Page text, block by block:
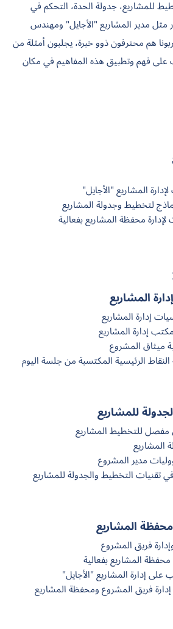
للمشاريع، جدولة الحدة، التحكم في
مثل مدير المشاريع "الأجايل" ومهندس
هم محترفون ذوو خبرة، يجلبون أمثلة من
على فهم وتطبيق هذه المفاهيم في مكان
المشاريع "الأجايل"
لتخطيط وجدولة المشاريع
محفظة المشاريع بفعالية
إدارة المشاريع
إدارة المشاريع
ميثاق المشروع
الرئيسية المكتسبة من جلسة اليوم
مفصل للتخطيط المشاريع
المشاريع
مدير المشروع
تقنيات التخطيط والجدولة للمشاريع
فريق المشروع
محفظة المشاريع بفعالية
على إدارة المشاريع "الأجايل"
فريق المشروع ومحفظة المشاريع